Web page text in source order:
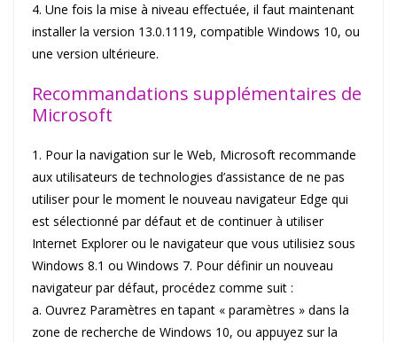
4. Une fois la mise à niveau effectuée, il faut maintenant
installer la version 13.0.1119, compatible Windows 10, ou
une version ultérieure.
Recommandations supplémentaires de
Microsoft
1. Pour la navigation sur le Web, Microsoft recommande
aux utilisateurs de technologies d’assistance de ne pas
utiliser pour le moment le nouveau navigateur Edge qui
est sélectionné par défaut et de continuer à utiliser
Internet Explorer ou le navigateur que vous utilisiez sous
Windows 8.1 ou Windows 7. Pour définir un nouveau
navigateur par défaut, procédez comme suit :
a. Ouvrez Paramètres en tapant « paramètres » dans la
zone de recherche de Windows 10, ou appuyez sur la